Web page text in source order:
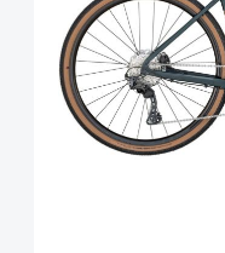
Scott
Shimano
Art.-Nr.P117905
2.199,00 €